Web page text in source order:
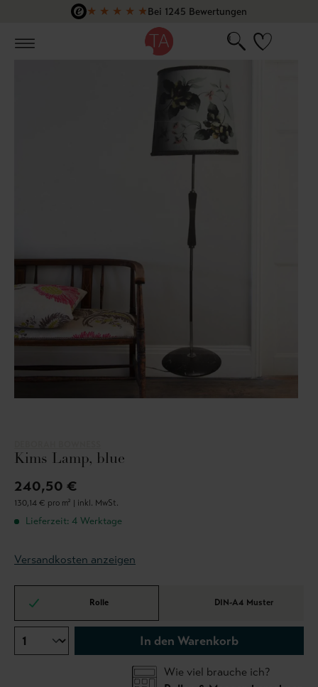
Zum Hauptinhalt springen
★ ★ ★ ★ ★Bei 1245 Bewertungen
Kims Lamp, blue
240,50 €
130,14 € pro m² | inkl. MwSt.
Lieferzeit: 4 Werktage
Versandkosten anzeigen
Rolle DIN-A4 Muster
In den Warenkorb
Wie viel brauche ich?